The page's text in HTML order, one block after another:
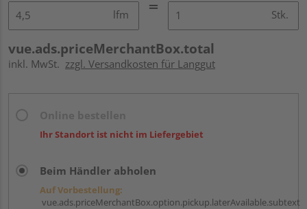
lfm Stk.
vue.ads.priceMerchantBox.total
inkl. MwSt. zzgl. Versandkosten für Langgut
Ihr Standort ist nicht im Liefergebiet
Beim Händler abholen
Auf Vorbestellung:
vue.ads.priceMerchantBox.option.pickup.laterAvailable.subtext